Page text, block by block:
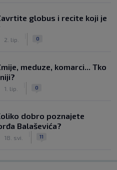
globus i recite koji je
2. lip. 0
meduze, komarci... Tko
1. lip. 0
dobro poznajete
Balaševića?
18. svi. 11